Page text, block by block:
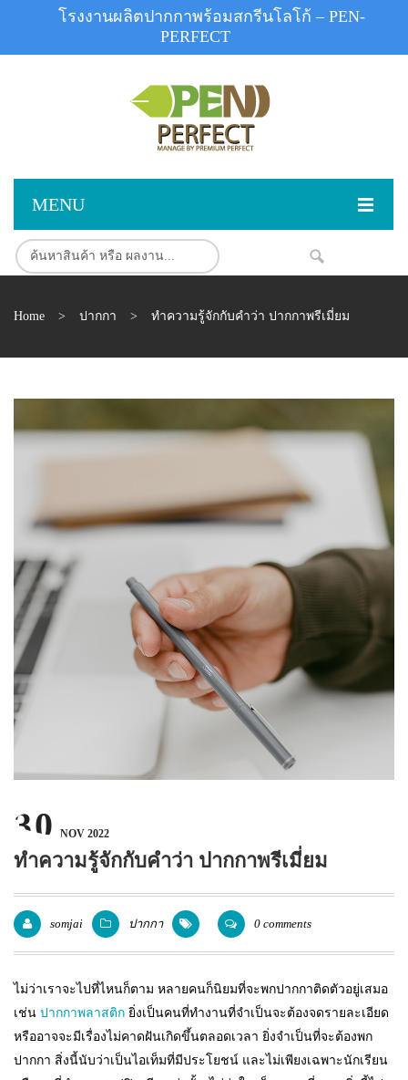
MENU
หน้าแรก
ปากกาโลหะ
ปากกาเน้นข้อความ
ปากกาตั้งโต๊ะ
ปากกาหมึกซึม NEW
ปากกาลบได้ NEW
ปากกาเคมี
ปากกา Quantum NEW
แพคเกจปากกา
สินค้าสต็อก
ผลงานสินค้า
ผลงานโรงงานปากกา
ติดต่อเรา
บทความ
วิธีการชำระเงิน
ขอใบเสนอราคา
Home > ปากกา > ทำความรู้จักกับคำว่า ปากกาพรีเมี่ยม
30 NOV 2022
ทำความรู้จักกับคำว่า ปากกาพรีเมี่ยม
somjai ปากกา 0 comments
ไม่ว่าเราจะไปที่ไหนก็ตาม หลายคนก็นิยมที่จะพกปากกาติดตัวอยู่เสมอ
เช่น ปากกาพลาสติก ยิ่งเป็นคนที่ทำงานที่จำเป็นจะต้องจดรายละเอียด
หรืออาจจะมีเรื่องไม่คาดฝันเกิดขึ้นตลอดเวลา ยิ่งจำเป็นที่จะต้องพก
ปากกา สิ่งนี้นับว่าเป็นไอเท็มที่มีประโยชน์ และไม่เพียงเฉพาะนักเรียน
โรงงานผลิตปากกาพร้อมสกรีนโลโก้ – PEN-
PERFECT